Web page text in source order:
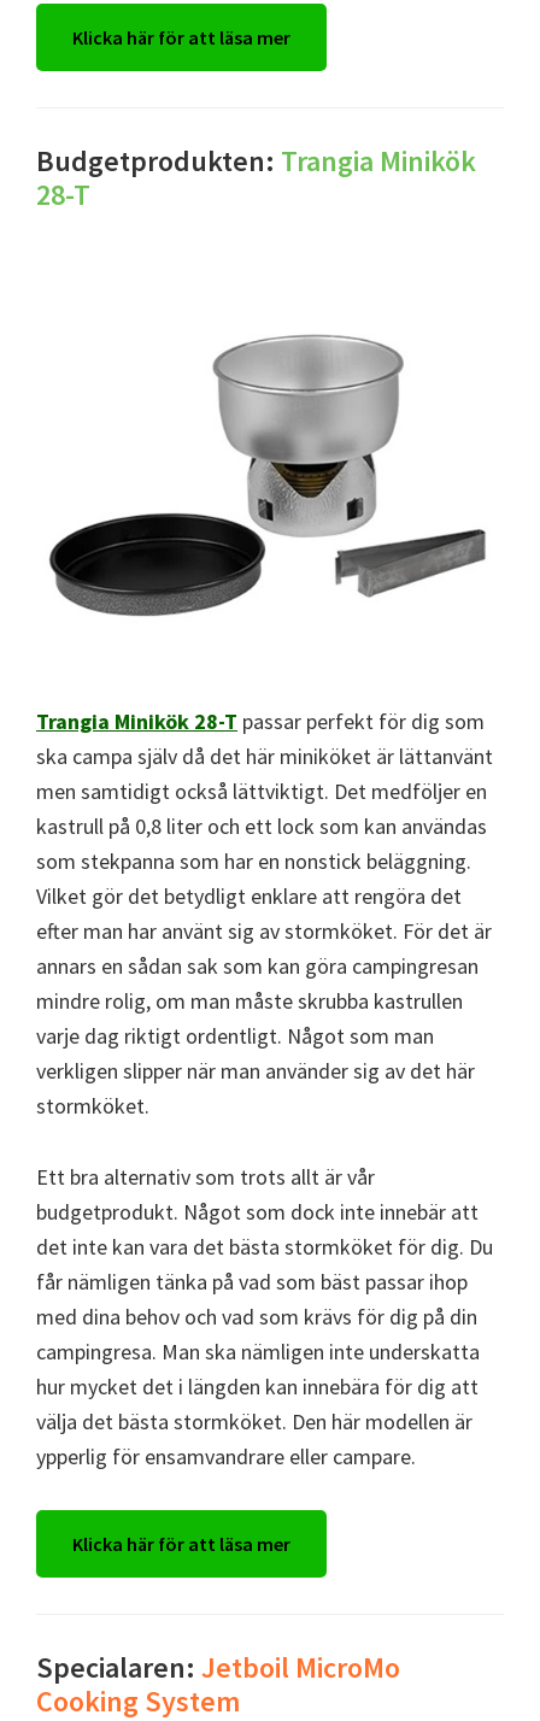
Klicka här för att läsa mer
Budgetprodukten: Trangia Minikök
28-T
Trangia Minikök 28-T passar perfekt för dig som
ska campa själv då det här miniköket är lättanvänt
men samtidigt också lättviktigt. Det medföljer en
kastrull på 0,8 liter och ett lock som kan användas
som stekpanna som har en nonstick beläggning.
Vilket gör det betydligt enklare att rengöra det
efter man har använt sig av stormköket. För det är
annars en sådan sak som kan göra campingresan
mindre rolig, om man måste skrubba kastrullen
varje dag riktigt ordentligt. Något som man
verkligen slipper när man använder sig av det här
stormköket.
Ett bra alternativ som trots allt är vår
budgetprodukt. Något som dock inte innebär att
det inte kan vara det bästa stormköket för dig. Du
får nämligen tänka på vad som bäst passar ihop
med dina behov och vad som krävs för dig på din
campingresa. Man ska nämligen inte underskatta
hur mycket det i längden kan innebära för dig att
välja det bästa stormköket. Den här modellen är
ypperlig för ensamvandrare eller campare.
Klicka här för att läsa mer
Specialaren: Jetboil MicroMo
Cooking System